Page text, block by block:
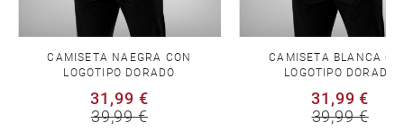
CAMISETA NAEGRA CON
LOGOTIPO DORADO
31,99 €
39,99 €
CAMISETA BLANCA
LOGOTIPO DORADO
31,99 €
39,99 €